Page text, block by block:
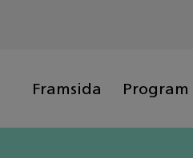
Framsida Program